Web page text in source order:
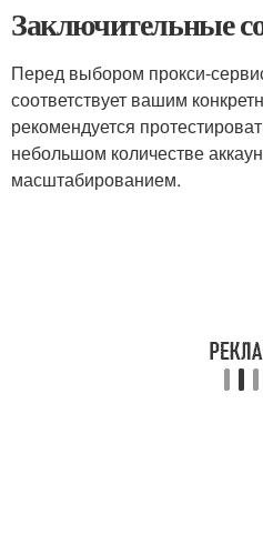
Заключительные
Перед выбором прокси-
соответствует вашим
рекомендуется
небольшом количестве
масштабированием.